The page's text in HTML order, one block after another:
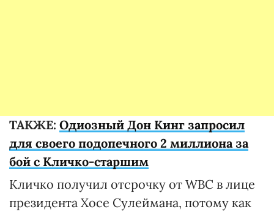
ТАКЖЕ: Одиозный Дон Кинг запросил
для своего подопечного 2 миллиона за
бой с Кличко-старшим
Кличко получил отсрочку от WBC в лице
президента Хосе Сулеймана, потому как